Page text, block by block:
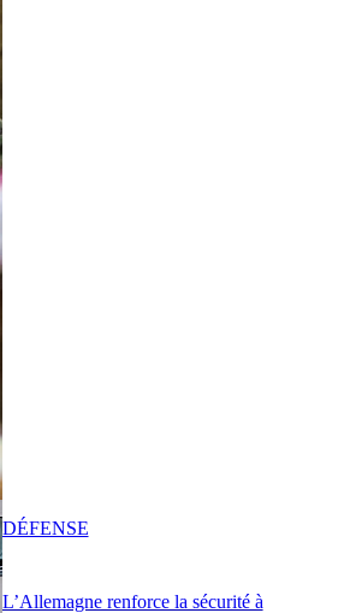
L’Allemagne renforce la sécurité à
DÉFENSE